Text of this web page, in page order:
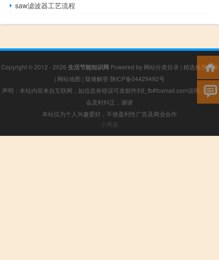
saw滤波器工艺流程
Copyright © 2012 - 2026 生活节能知识网 Powered by 网站分类目录 | 精选推荐文章
| 网站地图 | 疑难解答 陕ICP备04429492号
声明：本站内容来自互联网，如信息有错误可发邮件到f_fb#foxmail.com说明，我们
会及时纠正，谢谢
本站仅为个人兴趣爱好，不接盈利性广告及商业合作
小男孩